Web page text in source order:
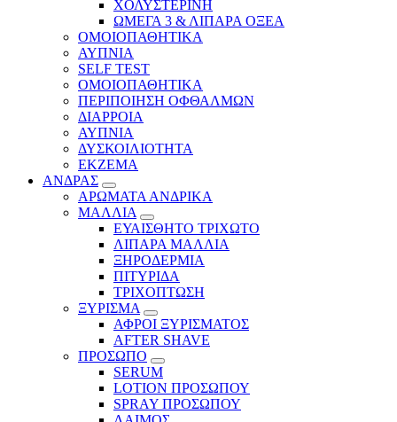
ΧΟΛΥΣΤΕΡΙΝΗ
ΩΜΕΓΑ 3 & ΛΙΠΑΡΑ ΟΞΕΑ
ΟΜΟΙΟΠΑΘΗΤΙΚΑ
ΑΥΠΝΙΑ
SELF TEST
ΟΜΟΙΟΠΑΘΗΤΙΚΑ
ΠΕΡΙΠΟΙΗΣΗ ΟΦΘΑΛΜΩΝ
ΔΙΑΡΡΟΙΑ
ΑΥΠΝΙΑ
ΔΥΣΚΟΙΛΙΟΤΗΤΑ
ΕΚΖΕΜΑ
ΑΝΔΡΑΣ
ΑΡΩΜΑΤΑ ΑΝΔΡΙΚΑ
ΜΑΛΛΙΑ
ΕΥΑΙΣΘΗΤΟ ΤΡΙΧΩΤΟ
ΛΙΠΑΡΑ ΜΑΛΛΙΑ
ΞΗΡΟΔΕΡΜΙΑ
ΠΙΤΥΡΙΔΑ
ΤΡΙΧΟΠΤΩΣΗ
ΞΥΡΙΣΜΑ
ΑΦΡΟΙ ΞΥΡΙΣΜΑΤΟΣ
AFTER SHAVE
ΠΡΟΣΩΠΟ
SERUM
LOTION ΠΡΟΣΩΠΟΥ
SPRAY ΠΡΟΣΩΠΟΥ